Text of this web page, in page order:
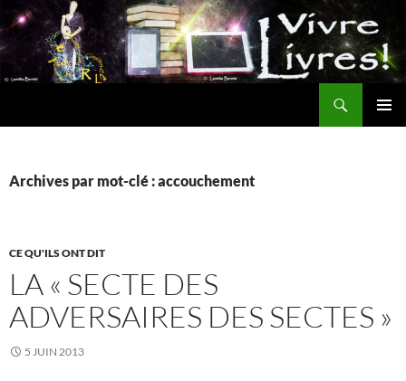
Aller
au
contenu
Archives par mot-clé : accouchement
CE QU'ILS ONT DIT
LA « SECTE DES
ADVERSAIRES DES SECTES »
5 JUIN 2013